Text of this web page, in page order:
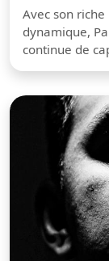
Avec son
dynamique,
continue de